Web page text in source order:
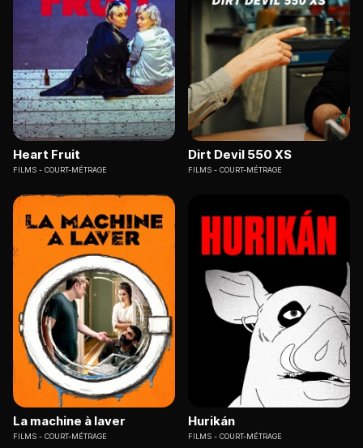
Heart Fruit
FILMS COURT-MÉTRAGE
Dirt Devil 550 XS
FILMS COURT-MÉTRAGE
La machine à laver
FILMS COURT-MÉTRAGE
Hurikán
FILMS COURT-MÉTRAGE